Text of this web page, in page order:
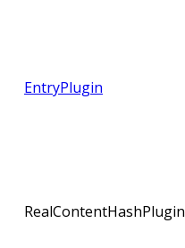
EntryPlugin
RealContentHashPlugin